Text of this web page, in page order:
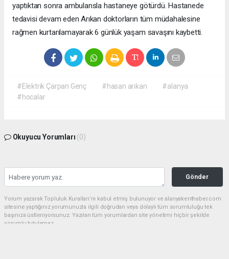
yaptıktan sonra ambulansla hastaneye götürdü. Hastanede
tedavisi devam eden Arıkan doktorların tüm müdahalesine
rağmen kurtarılamayarak 6 günlük yaşam savaşını kaybetti.
#Elektrik Çarpan Genç #hasan arıkan
#alanya
#hocalar
Okuyucu Yorumları (0)
Gönder
Yorum yazarak Topluluk Kuralları’nı kabul etmiş bulunuyor ve alanyakenthaber.com
sitesine yaptığınız yorumunuzla ilgili doğrudan veya dolaylı tüm sorumluluğu tek
başınıza üstleniyorsunuz. Yazılan tüm yorumlardan site yönetimi hiçbir şekilde
sorumlu tutulamaz.